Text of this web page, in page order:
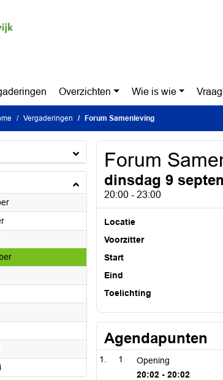
Overzichten Wie is wie
Vergaderingen Forum Samenleving
2025
2025
2025
2025
2025
Forum
dinsdag 9
20:00 - 23:00
Locatie
Voorzitter
Start
Eind
Toelichting
Agendapunten
1
Opening
20:02 - 20:02